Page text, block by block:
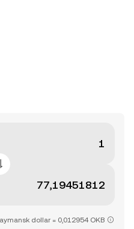
dollar = 0,012954 OKB